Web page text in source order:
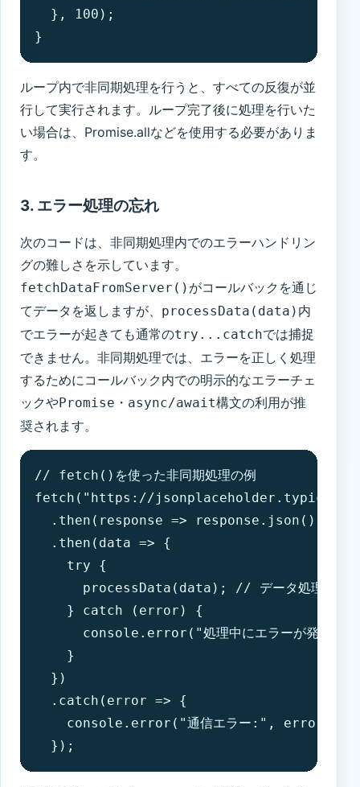
  }, 100);
}
ループ内で非同期処理を行うと、すべての反復が並
行して実行されます。ループ完了後に処理を行いた
い場合は、Promise.allなどを使用する必要がありま
す。
3. エラー処理の忘れ
次のコードは、非同期処理内でのエラーハンドリン
グの難しさを示しています。
fetchDataFromServer() がコールバックを通じ
てデータを返しますが、 processData(data) 内
でエラーが起きても通常のtry...catchでは捕捉
できません。非同期処理では、エラーを正しく処理
するためにコールバック内での明示的なエラーチェ
ックやPromise ・ async/await構文の利用が推
奨されます。
// fetch()を使った非同期処理の例
fetch("https://
.then(response => response.json()) //
  .then(data => {
    try {
processData(data); // データ処理中にエ
    } catch (error) {
console.error("処理中にエラーが発生
    }
  })
  .catch(error => {
    console.error("通信エラー:", error);
  });